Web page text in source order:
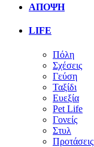
ΑΠΟΨΗ
LIFE
Πόλη
Σχέσεις
Γεύση
Ταξίδι
Ευεξία
Pet Life
Γονείς
Στυλ
Προτάσεις